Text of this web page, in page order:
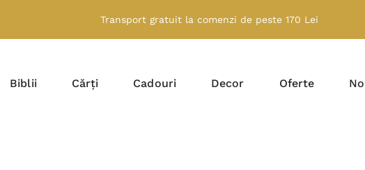
Transport gratuit la comenzi de peste 170 Lei
Biblii Cărți Cadouri Decor Oferte